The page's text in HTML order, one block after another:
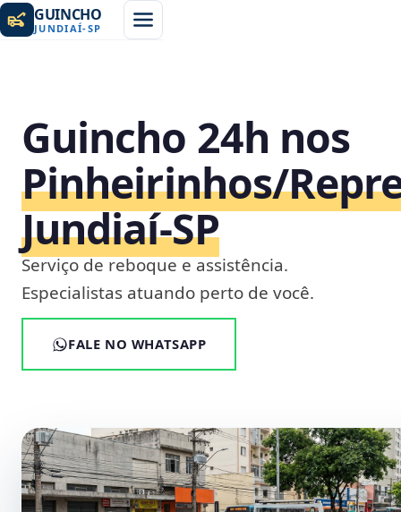
GUINCHO
JUNDIAÍ-SP
Guincho 24h nos
Pinheirinhos/
Jundiaí‑SP
Serviço de reboque e assistência.
Especialistas atuando perto de você.
FALE NO WHATSAPP